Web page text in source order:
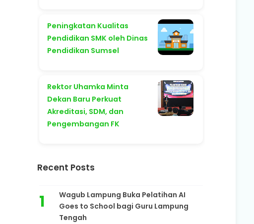
Peningkatan Kualitas
Pendidikan SMK oleh Dinas
Pendidikan Sumsel
Rektor Uhamka Minta
Dekan Baru Perkuat
Akreditasi, SDM, dan
Pengembangan FK
Recent Posts
Wagub Lampung Buka Pelatihan AI
Goes to School bagi Guru Lampung
Tengah